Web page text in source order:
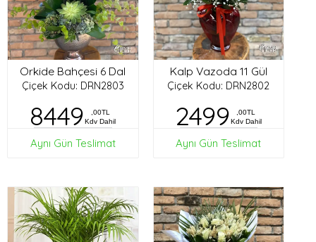
Orkide Bahçesi 6 Dal
Çiçek Kodu: DRN2803
8449
,00TL
Kdv Dahil
Aynı Gün Teslimat
Kalp Vazoda 11 Gül
Çiçek Kodu: DRN2802
2499
,00TL
Kdv Dahil
Aynı Gün Teslimat